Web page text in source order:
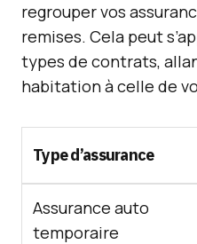
regrouper vos
remises. Cela peut
types de contrats,
habitation à celle de
Type d’assurance
Assurance auto
temporaire